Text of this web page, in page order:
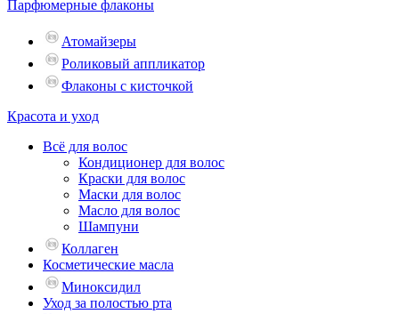
Парфюмерные флаконы
Атомайзеры
Роликовый аппликатор
Флаконы с кисточкой
Красота и уход
Всё для волос
Кондиционер для волос
Краски для волос
Маски для волос
Масло для волос
Шампуни
Коллаген
Косметические масла
Миноксидил
Уход за полостью рта